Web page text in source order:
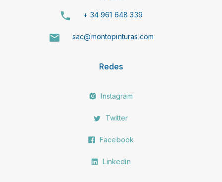
+ 34 961 648 339
sac@montopinturas.com
Redes
Instagram
Twitter
Facebook
Linkedin